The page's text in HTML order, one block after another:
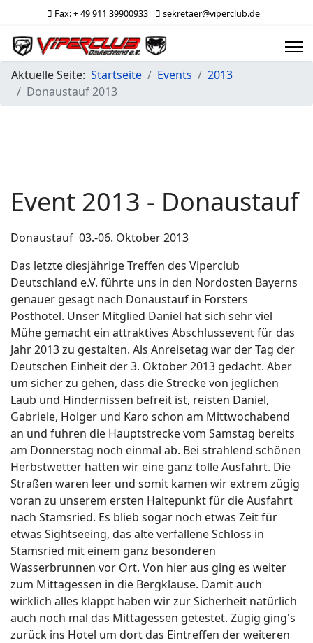
Fax: + 49 911 39900933 sekretaer@viperclub.de
Aktuelle Seite: Startseite Events
2013
Donaustauf 2013
Event 2013 - Donaustauf
Donaustauf 03.-06. Oktober 2013
Das letzte diesjährige Treffen des Viperclub
Deutschland e.V. führte uns in den Nordosten Bayerns
genauer gesagt nach Donaustauf in Forsters
Posthotel. Unser Mitglied Daniel hat sich sehr viel
Mühe gemacht ein attraktives Abschlussevent für das
Jahr 2013 zu gestalten. Als Anreisetag war der Tag der
Deutschen Einheit der 3. Oktober 2013 gedacht. Aber
um sicher zu gehen, dass die Strecke von jeglichen
Laub und Hindernissen befreit ist, reisten Daniel,
Gabriele, Holger und Karo schon am Mittwochabend
an und fuhren die Hauptstrecke vom Samstag bereits
am Donnerstag noch einmal ab. Bei strahlend schönen
Herbstwetter hatten wir eine ganz tolle Ausfahrt. Die
Straßen waren leer und somit kamen wir extrem zügig
voran zu unserem ersten Haltepunkt für die Ausfahrt
nach Stamsried. Es blieb sogar noch etwas Zeit für
etwas Sightseeing, das alte verfallene Schloss in
Stamsried mit einem ganz besonderen
Wasserbrunnen vor Ort. Von hier aus ging es weiter
zum Mittagessen in die Bergklause. Damit auch
wirklich alles klappt haben wir zur Sicherheit natürlich
auch noch mal das Mittagessen getestet. Zügig ging's
zurück ins Hotel um dort das Eintreffen der weiteren